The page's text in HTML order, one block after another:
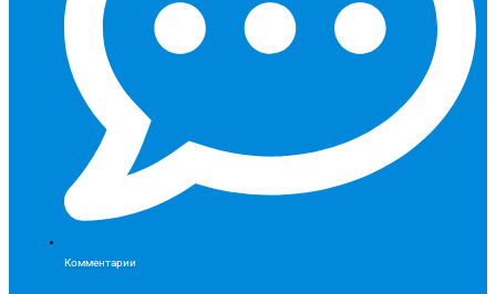
Комментарии